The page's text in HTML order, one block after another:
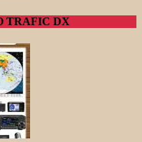
TRAFIC DX